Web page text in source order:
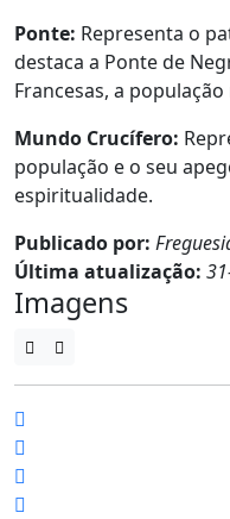
Ponte: Representa o
destaca a Ponte de
Francesas, a
Mundo Crucífero:
população e o seu
espiritualidade.
Publicado por:
Última atualização:
Imagens